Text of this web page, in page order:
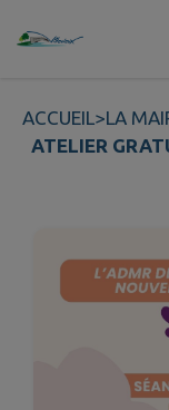
Contenu
ACCUEIL>LA
ATELIER